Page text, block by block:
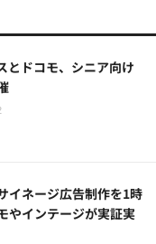
とドコモ、シニア向け
イネージ広告制作を1時
やインテージが実証実